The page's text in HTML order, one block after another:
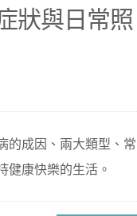
狀與日常照
的成因、兩大類型、常
健康快樂的生活。